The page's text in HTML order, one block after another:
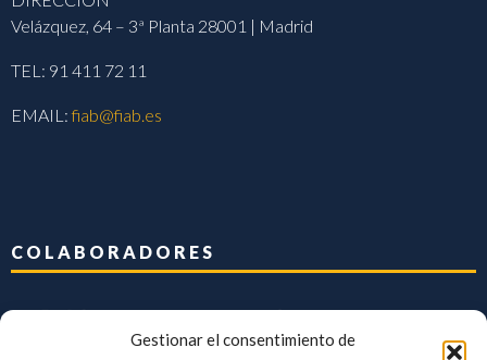
Gestionar el consentimiento de
Velázquez, 64 – 3ª Planta 28001 | Madrid
TEL: 91 411 72 11
EMAIL:fiab@fiab.es
COLABORADORES